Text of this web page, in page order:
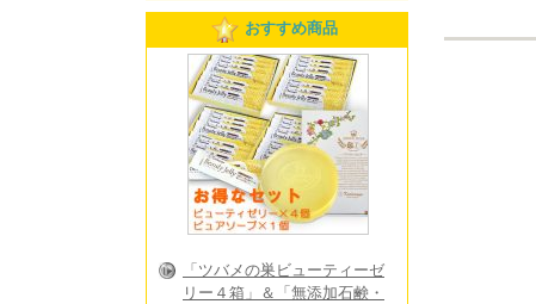
おすすめ商品
「ツバメの巣ビューティーゼ
リー４箱」＆「無添加石鹸・